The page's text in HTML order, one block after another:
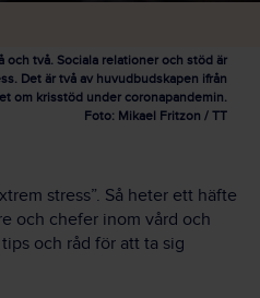
och två. Sociala relationer och stöd är
Det är två av huvudbudskapen ifrån
om krisstöd under coronapandemin.
Foto: Mikael Fritzon / TT
stress”. Så heter ett häfte
och chefer inom vård och
och råd för att ta sig